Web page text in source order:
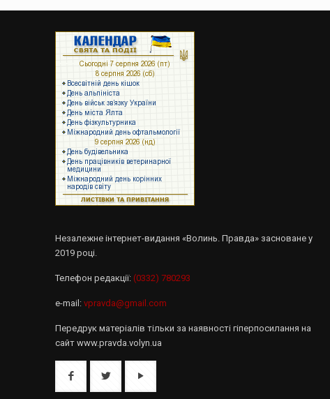
Незалежне інтернет-видання «Волинь. Правда» засноване у
2019 році.
Телефон редакції:(0332) 780293
e-mail:vpravda@gmail.com
Передрук матеріалів тільки за наявності гіперпосилання на
сайт www.pravda.volyn.ua